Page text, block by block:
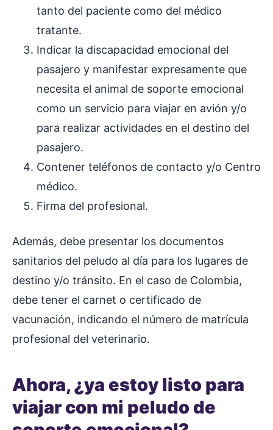
tanto del paciente como del médico
tratante.
Indicar la discapacidad emocional del
pasajero y manifestar expresamente que
necesita el animal de soporte emocional
como un servicio para viajar en avión y/o
para realizar actividades en el destino del
pasajero.
Contener teléfonos de contacto y/o Centro
médico.
Firma del profesional.
Además, debe presentar los documentos
sanitarios del peludo al día para los lugares de
destino y/o tránsito. En el caso de Colombia,
debe tener el carnet o certificado de
vacunación, indicando el número de matrícula
profesional del veterinario.
Ahora, ¿ya estoy listo para
viajar con mi peludo de